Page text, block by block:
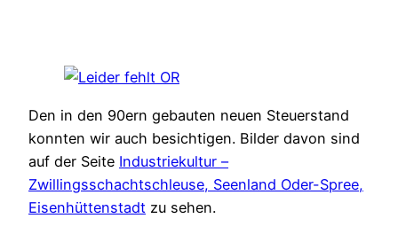
Den in den 90ern gebauten neuen Steuerstand
konnten wir auch besichtigen. Bilder davon sind
auf der Seite Industriekultur –
Zwillingsschachtschleuse, Seenland Oder-Spree,
Eisenhüttenstadt zu sehen.